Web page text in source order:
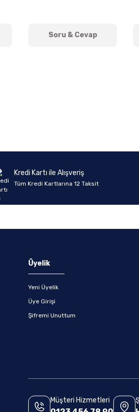
Soru & Cevap
Kredi Kartı ile Alışveriş
Tüm Kredi Kartlarına 12 Taksit
Üyelik
Yeni Üyelik
Üye Girişi
Şifremi Unuttum
Müşteri Hizmetleri